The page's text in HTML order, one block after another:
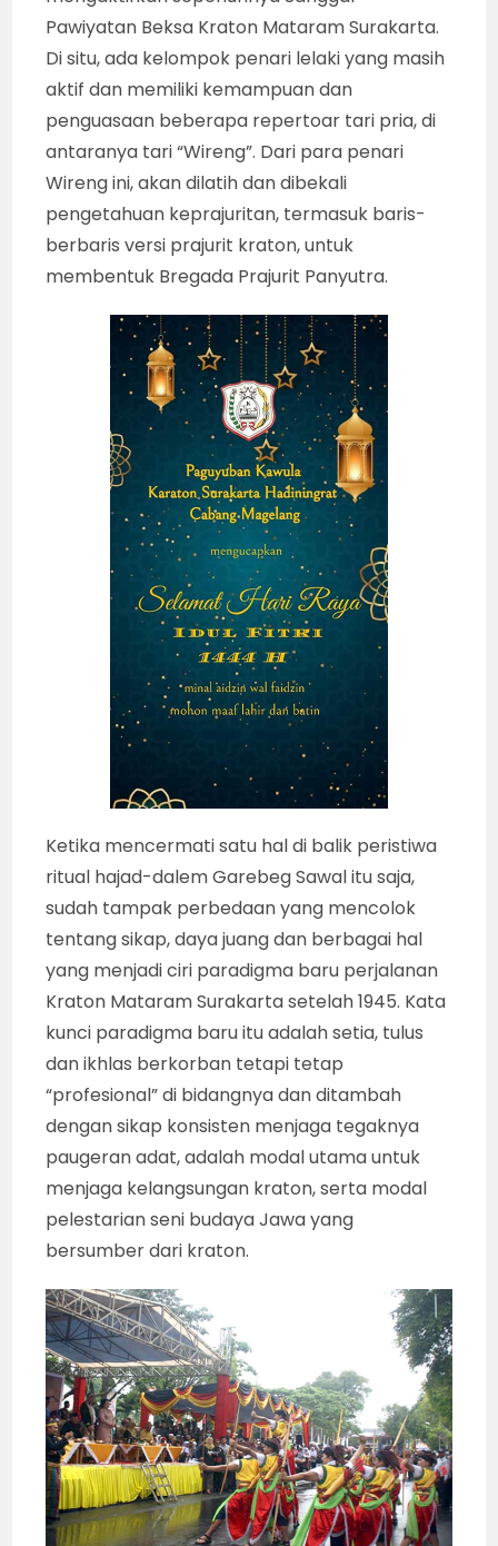
Pawiyatan Beksa Kraton Mataram Surakarta.
Di situ, ada kelompok penari lelaki yang masih
aktif dan memiliki kemampuan dan
penguasaan beberapa repertoar tari pria, di
antaranya tari “Wireng”. Dari para penari
Wireng ini, akan dilatih dan dibekali
pengetahuan keprajuritan, termasuk baris-
berbaris versi prajurit kraton, untuk
membentuk Bregada Prajurit Panyutra.
Ketika mencermati satu hal di balik peristiwa
ritual hajad-dalem Garebeg Sawal itu saja,
sudah tampak perbedaan yang mencolok
tentang sikap, daya juang dan berbagai hal
yang menjadi ciri paradigma baru perjalanan
Kraton Mataram Surakarta setelah 1945. Kata
kunci paradigma baru itu adalah setia, tulus
dan ikhlas berkorban tetapi tetap
“profesional” di bidangnya dan ditambah
dengan sikap konsisten menjaga tegaknya
paugeran adat, adalah modal utama untuk
menjaga kelangsungan kraton, serta modal
pelestarian seni budaya Jawa yang
bersumber dari kraton.